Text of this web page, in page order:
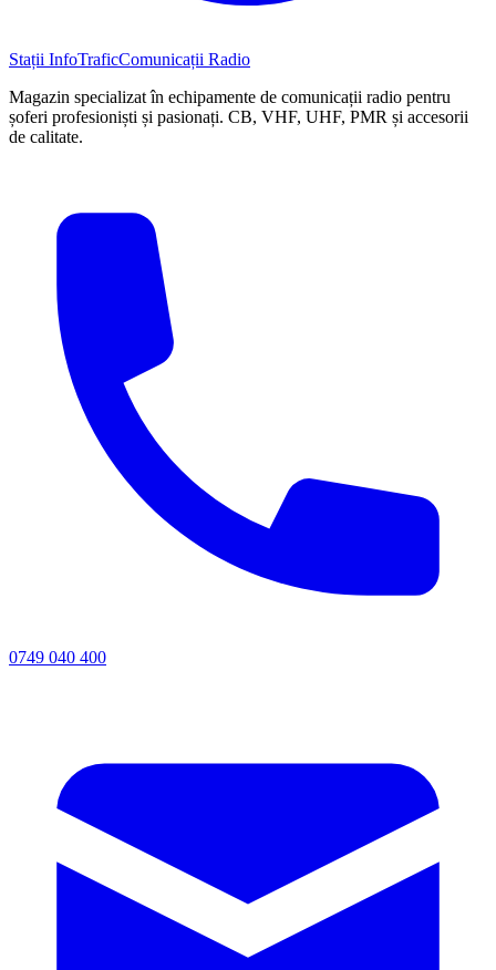
Stații InfoTraficComunicații Radio
Magazin specializat în echipamente de comunicații radio pentru
șoferi profesioniști și pasionați. CB, VHF, UHF, PMR și accesorii
de calitate.
0749 040 400